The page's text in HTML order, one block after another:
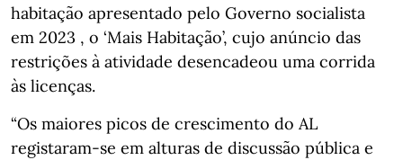
habitação apresentado pelo Governo socialista
em 2023 , o ‘Mais Habitação’, cujo anúncio das
restrições à atividade desencadeou uma corrida
às licenças.
“Os maiores picos de crescimento do AL
registaram-se em alturas de discussão pública e